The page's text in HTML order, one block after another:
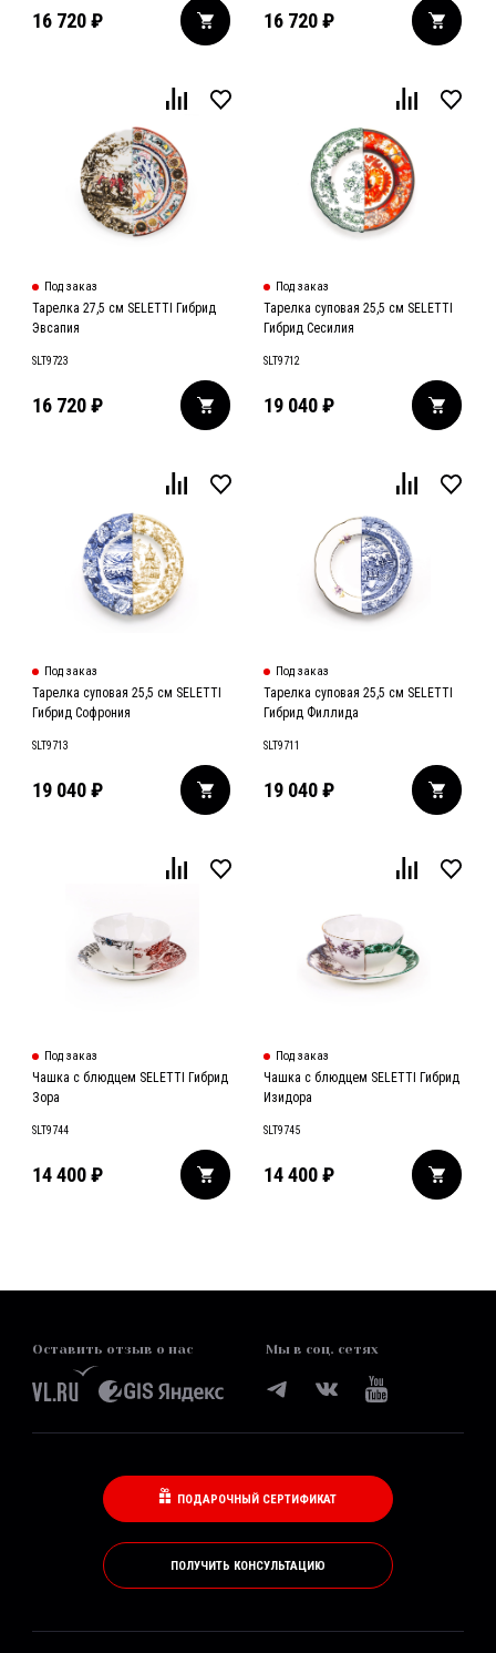
16 720₽ 16 720 ₽
Под заказ
Тарелка 27,5 см SELETTI Гибрид
Эвсапия
SLT9723
16 720₽
Под заказ
Тарелка суповая 25,5 см SELETTI
Гибрид Сесилия
SLT9712
19 040 ₽
Под заказ
Тарелка суповая 25,5 см SELETTI
Гибрид Софрония
SLT9713
19 040₽
Под заказ
Тарелка суповая 25,5 см SELETTI
Гибрид Филлида
SLT9711
19 040 ₽
Под заказ
Чашка с блюдцем SELETTI Гибрид
Зора
SLT9744
14 400₽
Под заказ
Чашка с блюдцем SELETTI Гибрид
Изидора
SLT9745
14 400 ₽
Оставить отзыв о нас Мы в соц. сетях
ПОДАРОЧНЫЙ СЕРТИФИКАТ
ПОЛУЧИТЬ КОНСУЛЬТАЦИЮ